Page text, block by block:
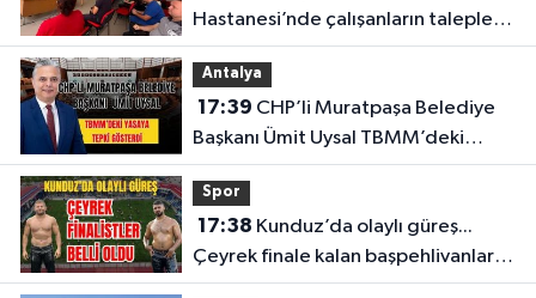
Hastanesi’nde çalışanların talepleri
masaya yatırıldı
Antalya
17:39
Başkanı Ümit Uysal TBMM’deki
yasaya tepki gösterdi
Spor
17:38
Çeyrek finale kalan başpehlivanlar
belli oldu